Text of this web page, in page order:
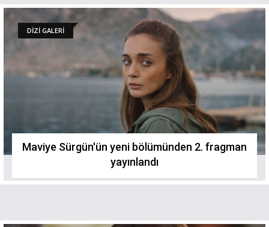
DİZİ GALERİ
Maviye Sürgün'ün yeni bölümünden 2. fragman
yayınlandı